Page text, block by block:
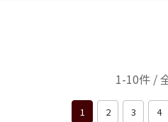
1-10件 /
1 2 3 4